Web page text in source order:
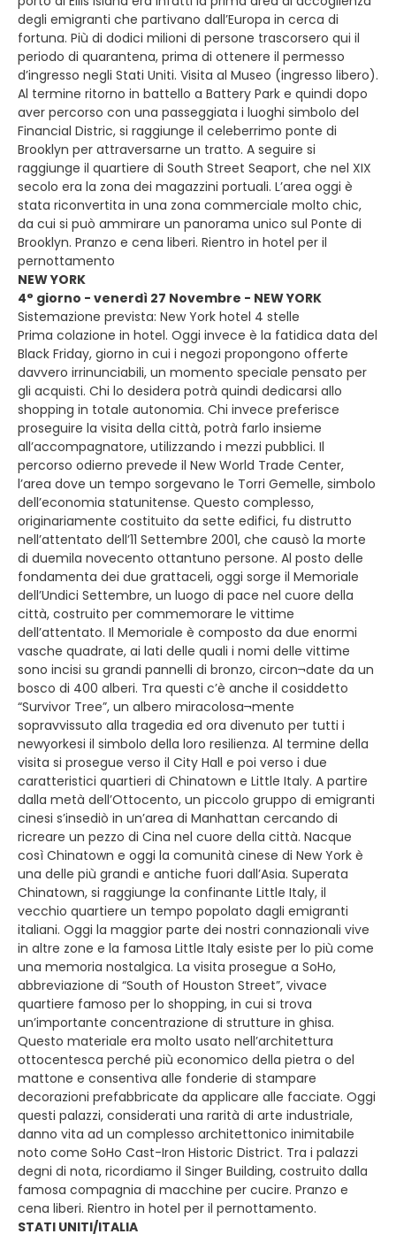
degli emigranti che partivano dall’Europa in cerca di
fortuna. Più di dodici milioni di persone trascorsero qui il
periodo di quarantena, prima di ottenere il permesso
d’ingresso negli Stati Uniti. Visita al Museo (ingresso libero).
Al termine ritorno in battello a Battery Park e quindi dopo
aver percorso con una passeggiata i luoghi simbolo del
Financial Distric, si raggiunge il celeberrimo ponte di
Brooklyn per attraversarne un tratto. A seguire si
raggiunge il quartiere di South Street Seaport, che nel XIX
secolo era la zona dei magazzini portuali. L’area oggi è
stata riconvertita in una zona commerciale molto chic,
da cui si può ammirare un panorama unico sul Ponte di
Brooklyn. Pranzo e cena liberi. Rientro in hotel per il
pernottamento
NEW YORK
4° giorno - venerdì 27 Novembre - NEW YORK
Sistemazione prevista: New York hotel 4 stelle
Prima colazione in hotel. Oggi invece è la fatidica data del
Black Friday, giorno in cui i negozi propongono offerte
davvero irrinunciabili, un momento speciale pensato per
gli acquisti. Chi lo desidera potrà quindi dedicarsi allo
shopping in totale autonomia. Chi invece preferisce
proseguire la visita della città, potrà farlo insieme
all’accompagnatore, utilizzando i mezzi pubblici. Il
percorso odierno prevede il New World Trade Center,
l’area dove un tempo sorgevano le Torri Gemelle, simbolo
dell’economia statunitense. Questo complesso,
originariamente costituito da sette edifici, fu distrutto
nell’attentato dell’11 Settembre 2001, che causò la morte
di duemila novecento ottantuno persone. Al posto delle
fondamenta dei due grattaceli, oggi sorge il Memoriale
dell’Undici Settembre, un luogo di pace nel cuore della
città, costruito per commemorare le vittime
dell’attentato. Il Memoriale è composto da due enormi
vasche quadrate, ai lati delle quali i nomi delle vittime
sono incisi su grandi pannelli di bronzo, circon¬date da un
bosco di 400 alberi. Tra questi c’è anche il cosiddetto
“Survivor Tree”, un albero miracolosa¬mente
sopravvissuto alla tragedia ed ora divenuto per tutti i
newyorkesi il simbolo della loro resilienza. Al termine della
visita si prosegue verso il City Hall e poi verso i due
caratteristici quartieri di Chinatown e Little Italy. A partire
dalla metà dell’Ottocento, un piccolo gruppo di emigranti
cinesi s’insediò in un’area di Manhattan cercando di
ricreare un pezzo di Cina nel cuore della città. Nacque
così Chinatown e oggi la comunità cinese di New York è
una delle più grandi e antiche fuori dall’Asia. Superata
Chinatown, si raggiunge la confinante Little Italy, il
vecchio quartiere un tempo popolato dagli emigranti
italiani. Oggi la maggior parte dei nostri connazionali vive
in altre zone e la famosa Little Italy esiste per lo più come
una memoria nostalgica. La visita prosegue a SoHo,
abbreviazione di “South of Houston Street”, vivace
quartiere famoso per lo shopping, in cui si trova
un’importante concentrazione di strutture in ghisa.
Questo materiale era molto usato nell’architettura
ottocentesca perché più economico della pietra o del
mattone e consentiva alle fonderie di stampare
decorazioni prefabbricate da applicare alle facciate. Oggi
questi palazzi, considerati una rarità di arte industriale,
danno vita ad un complesso architettonico inimitabile
noto come SoHo Cast-Iron Historic District. Tra i palazzi
degni di nota, ricordiamo il Singer Building, costruito dalla
famosa compagnia di macchine per cucire. Pranzo e
cena liberi. Rientro in hotel per il pernottamento.
STATI UNITI/ITALIA